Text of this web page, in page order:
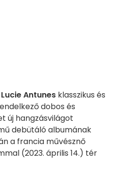
Lucie Antunes klasszikus és
dobos és
új hangzásvilágot
debütáló albumának
a francia művésznő
(2023. április 14.) tér